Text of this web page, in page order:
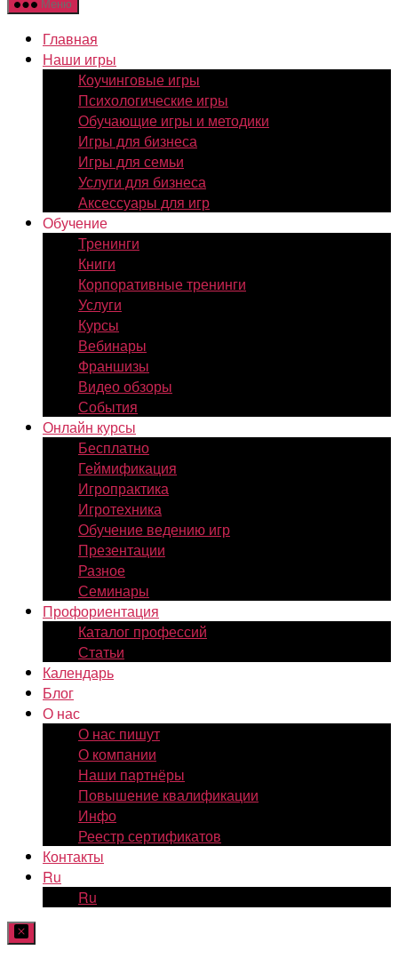
Меню
Главная
Наши игры
Коучинговые игры
Психологические игры
Обучающие игры и методики
Игры для бизнеса
Игры для семьи
Услуги для бизнеса
Аксессуары для игр
Обучение
Тренинги
Книги
Корпоративные тренинги
Услуги
Курсы
Вебинары
Франшизы
Видео обзоры
События
Онлайн курсы
Бесплатно
Геймификация
Игропрактика
Игротехника
Обучение ведению игр
Презентации
Разное
Семинары
Профориентация
Каталог профессий
Статьи
Календарь
Блог
О нас
О нас пишут
О компании
Наши партнёры
Повышение квалификации
Инфо
Реестр сертификатов
Контакты
Ru
Ru